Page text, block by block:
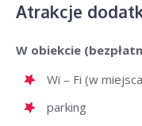
Atrakcje
W obiekcie
Wi – Fi (w
parking